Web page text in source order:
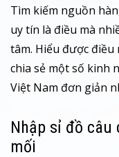
Tìm kiếm nguồn
uy tín là điều mà
tâm. Hiểu được điều
chia sẻ một số kinh
Việt Nam đơn giản
Nhập sỉ đồ câu
mối